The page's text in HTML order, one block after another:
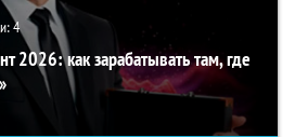
4
2026: как зарабатывать там, где